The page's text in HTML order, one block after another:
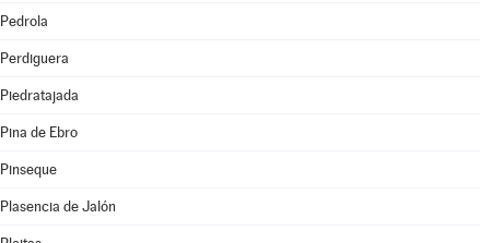
Pedrola
Perdiguera
Piedratajada
Pina de Ebro
Pinseque
Plasencia de Jalón